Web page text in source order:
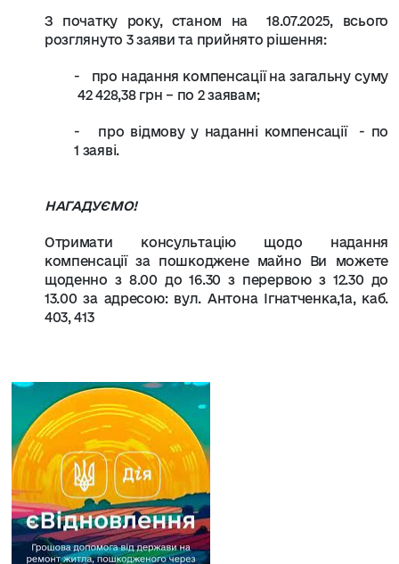
З початку року, станом на 18.07.2025,
всього
розглянуто 3 заяви та прийнято рішення:
-
про надання компенсації на загальну суму
42 428,38 грн – по 2 заявам;
-
про відмову у наданні компенсації - по
1 заяві.
НАГАДУЄМО!
Отримати консультацію щодо надання
компенсації за пошкоджене майно Ви можете
щоденно з 8.00 до 16.30 з перервою з 12.30 до
13.00 за адресою: вул. Антона Ігнатченка,1а, каб.
403, 413